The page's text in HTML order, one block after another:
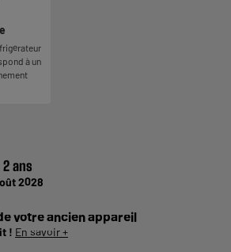
à un
2 ans
2028
votre ancien appareil
! En savoir +